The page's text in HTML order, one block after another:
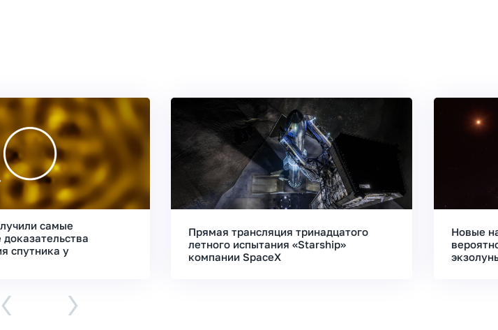
самые
спутника у
Прямая трансляция тринадцатого
летного испытания «Starship»
компании SpaceX
Новые
‹ ›